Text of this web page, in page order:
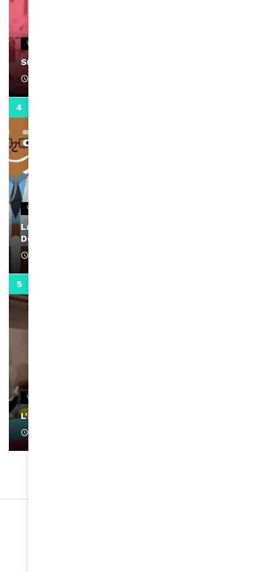
VIDEOS
Support Black Business Wee-kend
VIDEOS
La rubrique santé speciale coronavirus du
Docteur Makanda
VIDEOS
L’artiste Yoan s’exprime